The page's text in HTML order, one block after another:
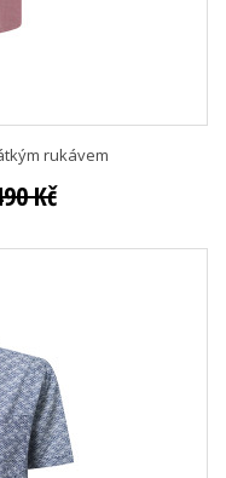
rukávem
Kč